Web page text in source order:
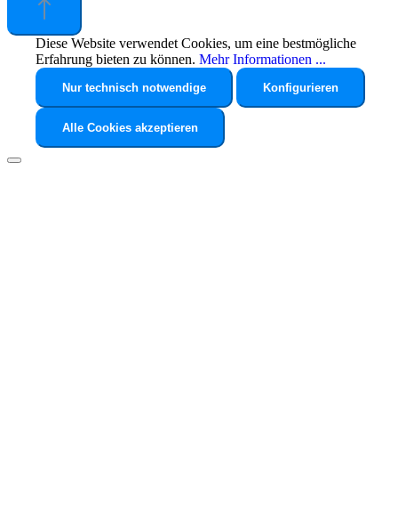
Diese Website verwendet Cookies, um eine bestmögliche
Erfahrung bieten zu können. Mehr Informationen ...
Nur technisch notwendige Konfigurieren
Alle Cookies akzeptieren